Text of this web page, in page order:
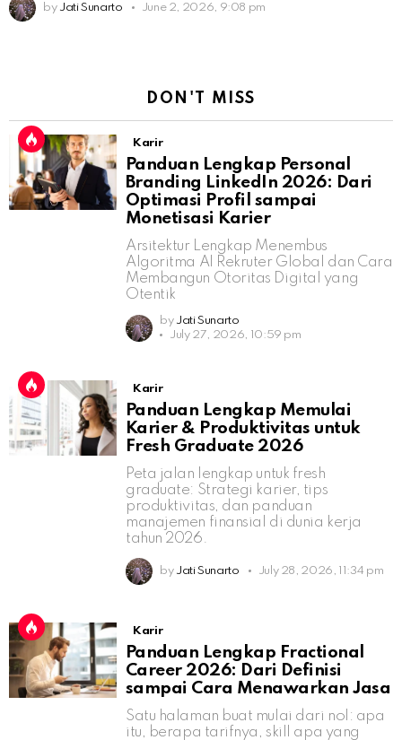
by Jati Sunarto June 2, 2026, 9:08 pm
DON'T MISS
Karir
Panduan Lengkap Personal
Branding LinkedIn 2026: Dari
Optimasi Profil sampai
Monetisasi Karier
Arsitektur Lengkap Menembus
Algoritma AI Rekruter Global dan Cara
Membangun Otoritas Digital yang
Otentik
by Jati Sunarto
July 27, 2026, 10:59 pm
Karir
Panduan Lengkap Memulai
Karier & Produktivitas untuk
Fresh Graduate 2026
Peta jalan lengkap untuk fresh
graduate: Strategi karier, tips
produktivitas, dan panduan
manajemen finansial di dunia kerja
tahun 2026.
by Jati Sunarto July 28, 2026, 11:34 pm
Karir
Panduan Lengkap Fractional
Career 2026: Dari Definisi
sampai Cara Menawarkan Jasa
Satu halaman buat mulai dari nol: apa
itu, berapa tarifnya, skill apa yang